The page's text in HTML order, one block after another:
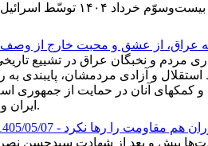
پس از ترور در
به عراق، از عشق و محبت خارج از
مردم و نخبگان عراق در تشییع
و آزادی مردمشان، پایبندی
کمکهای آنان در حمایت از جمهوری
ایران و عراق از جمله موضوعات مطرح شده در این گفت‌وگو است که متن کامل آن در ادامه در اختیار مخاطبان قرار میگیرد.
هم مقاومت را رها نکرد - 1405/05/07